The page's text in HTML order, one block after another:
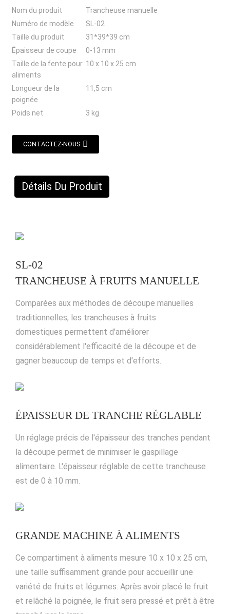
Nom du produit
Trancheuse manuelle
Numéro de modèle
SL-02
Taille du produit
31*39*39 cm
Épaisseur de coupe
0-13 mm
Taille de la fente pour
aliments
10 x 10 x 25 cm
Longueur de la
poignée
11,5 cm
Poids net 3 kg
CONTACTEZ-NOUS
Détails Du Produit
SL-02
TRANCHEUSE À FRUITS MANUELLE
Comparées aux méthodes de découpe manuelles
traditionnelles, les trancheuses à fruits
domestiques permettent d'améliorer
considérablement l'efficacité de la découpe et de
gagner beaucoup de temps et d'efforts.
ÉPAISSEUR DE TRANCHE RÉGLABLE
Un réglage précis de l'épaisseur des tranches pendant
la découpe permet de minimiser le gaspillage
alimentaire. L'épaisseur réglable de cette trancheuse
est de 0 à 10 mm.
GRANDE MACHINE À ALIMENTS
Ce compartiment à aliments mesure 10 x 10 x 25 cm,
une taille suffisamment grande pour accueillir une
variété de fruits et légumes. Après avoir placé le fruit
et relâché la poignée, le fruit sera pressé et prêt à être